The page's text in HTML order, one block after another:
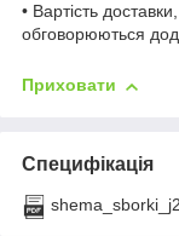
• Вартість
обговорюються
Приховати
Специфікація